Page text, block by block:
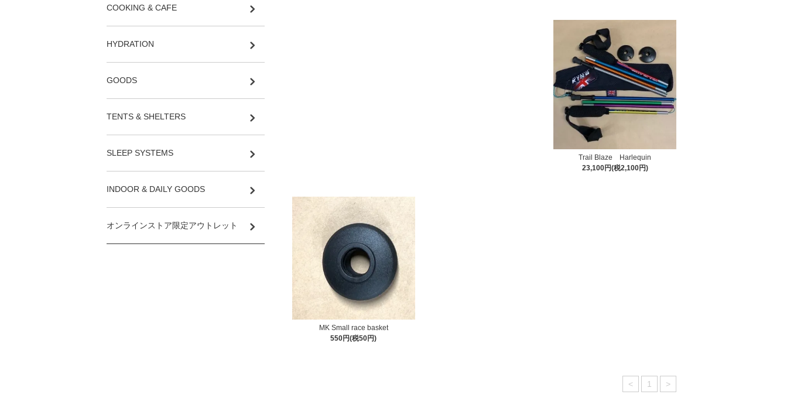
Trail Blaze Harlequin
23,100円(税2,100円)
MK Small race basket
550円(税50円)
< 1 >
COOKING & CAFE
HYDRATION
GOODS
TENTS & SHELTERS
SLEEP SYSTEMS
INDOOR & DAILY GOODS
オンラインストア限定アウトレット